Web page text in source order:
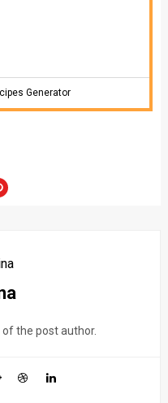
Generator
the post author.